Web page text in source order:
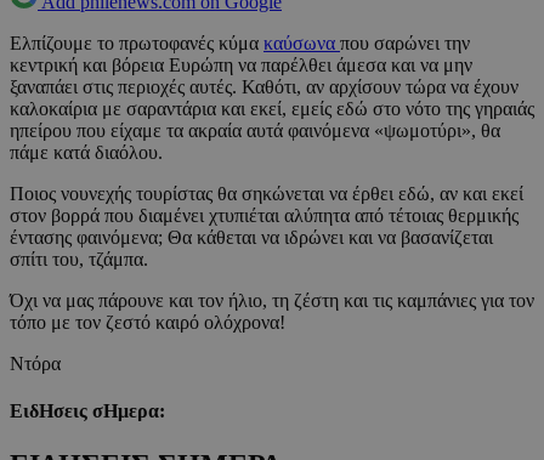
Ελπίζουμε το πρωτοφανές κύμα καύσωνα που σαρώνει την
κεντρική και βόρεια Ευρώπη να παρέλθει άμεσα και να μην
ξαναπάει στις περιοχές αυτές. Καθότι, αν αρχίσουν τώρα να έχουν
καλοκαίρια με σαραντάρια και εκεί, εμείς εδώ στο νότο της γηραιάς
ηπείρου που είχαμε τα ακραία αυτά φαινόμενα «ψωμοτύρι», θα
πάμε κατά διαόλου.
Ποιος νουνεχής τουρίστας θα σηκώνεται να έρθει εδώ, αν και εκεί
στον βορρά που διαμένει χτυπιέται αλύπητα από τέτοιας θερμικής
έντασης φαινόμενα; Θα κάθεται να ιδρώνει και να βασανίζεται
σπίτι του, τζάμπα.
Όχι να μας πάρουνε και τον ήλιο, τη ζέστη και τις καμπάνιες για τον
τόπο με τον ζεστό καιρό ολόχρονα!
Ντόρα
ΕιδΗσεις σΗμερα: